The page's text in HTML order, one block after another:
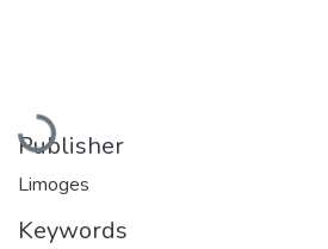
Loading...
Publisher
Limoges
Keywords